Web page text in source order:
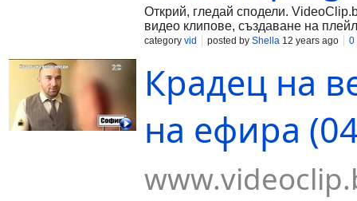
Открий, гледай сподели.
видео клипове, създаване на
category vid posted by Shella 12 years ago 0
Крадец на
на ефира